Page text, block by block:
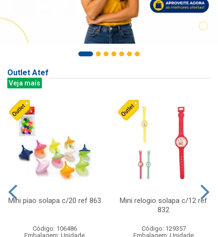
Outlet Atef
Veja mais
Mini piao solapa c/20 ref 863
Código: 106486
Embalagem: Unidade
Mini relogio solapa c/12 ref
832
Código: 129357
Embalagem: Unidade